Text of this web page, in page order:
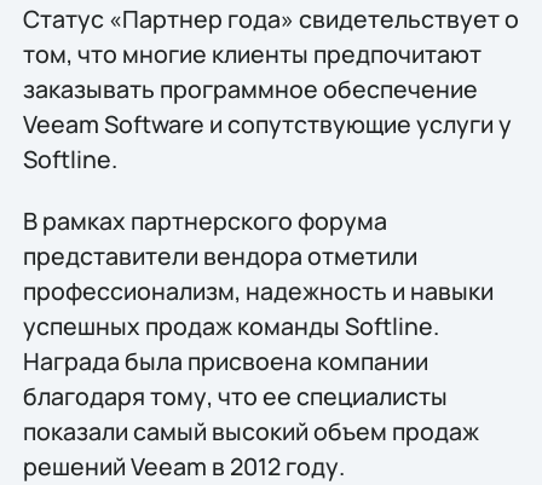
Статус «Партнер года» свидетельствует о
том, что многие клиенты предпочитают
заказывать программное обеспечение
Veeam Software и сопутствующие услуги у
Softline.
В рамках партнерского форума
представители вендора отметили
профессионализм, надежность и навыки
успешных продаж команды Softline.
Награда была присвоена компании
благодаря тому, что ее специалисты
показали самый высокий объем продаж
решений Veeam в 2012 году.